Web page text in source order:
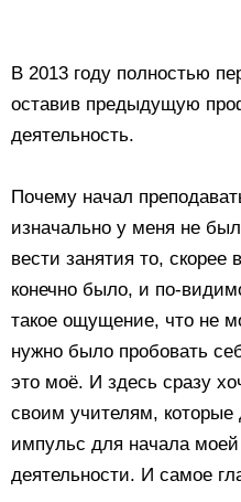
В 2013 году полностью
оставив предыдущую
деятельность.
Почему начал
изначально у меня не
вести занятия то,
конечно было, и по-
такое ощущение, что не
нужно было пробовать
это моё. И здесь сразу
своим учителям,
импульс для начала моей
деятельности. И самое